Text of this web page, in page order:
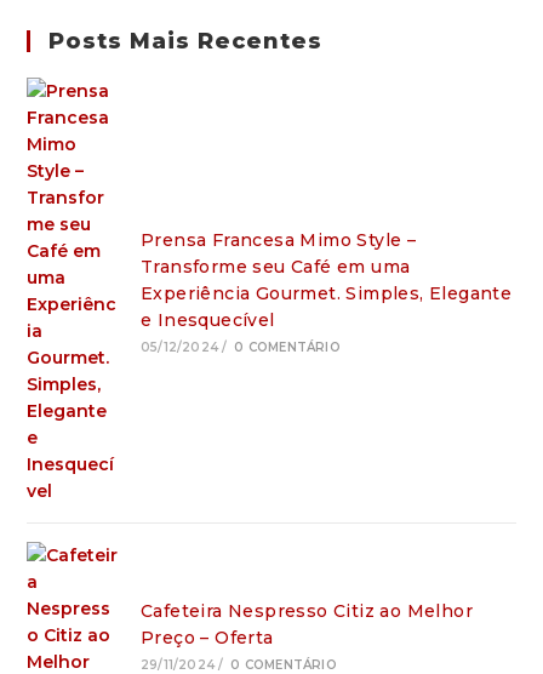
Posts Mais Recentes
Prensa Francesa Mimo Style –
Transforme seu Café em uma
Experiência Gourmet. Simples, Elegante
e Inesquecível
05/12/2024 / 0 COMENTÁRIO
Cafeteira Nespresso Citiz ao Melhor
Preço – Oferta
29/11/2024 / 0 COMENTÁRIO